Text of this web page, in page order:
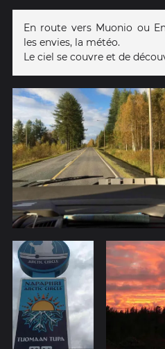
En route vers Muonio ou
les envies, la météo.
Le ciel se couvre et de